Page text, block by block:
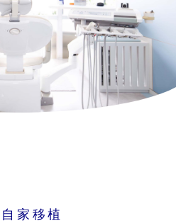
家移植